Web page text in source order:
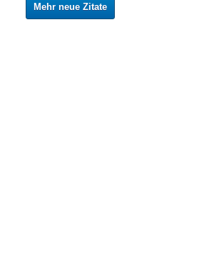
Mehr neue Zitate